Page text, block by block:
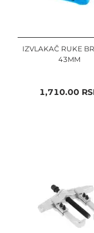
IZVLAKAČ RUKE
43MM
1,710.00